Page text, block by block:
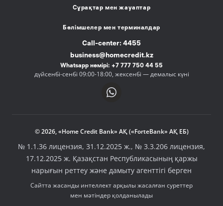
Сұрақтар мен жауаптар
Бөлімшелер мен терминалдар
Call-center: 4455
business@homecredit.kz
Whatsapp нөмірі: +7 777 750 44 55
дүйсенбі-сенбі 09:00-18:00, жексенбі — демалыс күні
© 2026, «Home Credit Bank» АҚ («ForteBank» АҚ ЕБ)
№ 1.1.36 лицензия, 31.12.2025 ж., № 3.3.206 лицензия,
17.12.2025 ж. Қазақстан Республикасының қаржы
нарығын реттеу және дамыту агенттігі берген
Сайтта жасанды интеллект арқылы жасалған суреттер
мен мәтіндер қолданылады